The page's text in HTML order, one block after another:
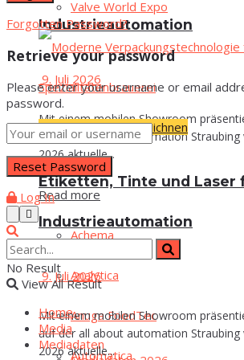
Industrieautomation
9. Juli 2026
Mit einem mobilen Showroom
auf der all about automation Straubing
2026 aktuelle...
Read more
Ache­ma
Ana­ly­ti­ca
Anu­ga FoodTec
Auto­ma­ti­ca
Val­ve World Expo
Verpacken & Kennzeichnen
Eti­ket­ten, Tin­te und Laser
Industrieautomation
9. Juli 2026
Mit einem mobilen Showroom
auf der all about automation Straubing
2026 aktuelle...
Forgotten Password?
Retrieve your password
Please enter your username or email
password.
Log In
No Result
View All Result
Home
Media
Media­da­ten